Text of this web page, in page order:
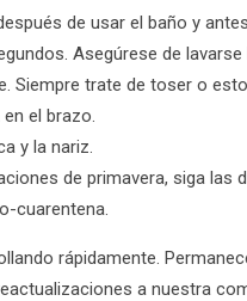
de usar el baño y
Asegúrese de
Siempre trate de toser o
el brazo.
y la nariz.
de primavera, siga las
cuarentena.
rápidamente.
a nuestra